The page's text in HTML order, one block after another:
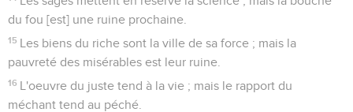
du fou [est] une ruine prochaine.
15 Les biens du riche sont la ville de sa force ; mais la
pauvreté des misérables est leur ruine.
16 L'oeuvre du juste tend à la vie ; mais le rapport du
méchant tend au péché.